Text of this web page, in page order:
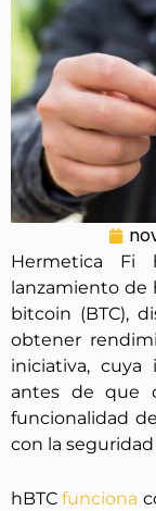
Hermetica Fi
lanzamiento de
bitcoin (BTC),
obtener
iniciativa, cuya
antes de que
funcionalidad
con la
hBTCfunciona